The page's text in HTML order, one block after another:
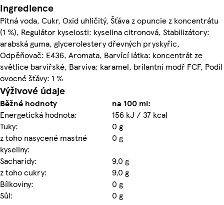
Ingredience
Pitná voda, Cukr, Oxid uhličitý, Šťáva z opuncie z koncentrátu
(1 %), Regulátor kyselosti: kyselina citronová, Stabilizátory:
arabská guma, glycerolestery dřevných pryskyřic,
Odpěňovač: E436, Aromata, Barvící látka: koncentrát ze
světlice barvířské, Barviva: karamel, brilantní modř FCF, Podíl
ovocné šťávy: 1 %
Výživové údaje
Běžné hodnoty
na 100 ml:
Energetická hodnota:
156 kJ / 37 kcal
Tuky:
0 g
z toho nasycené mastné
kyseliny:
0 g
Sacharidy:
9,0 g
z toho cukry:
9,0 g
Bílkoviny:
0 g
Sůl:
0 g